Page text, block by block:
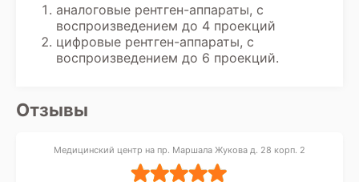
аналоговые рентген-аппараты, с
воспроизведением до 4 проекций
цифровые рентген-аппараты, с
воспроизведением до 6 проекций.
Отзывы
Медицинский центр на пр. Маршала Жукова д. 28 корп. 2